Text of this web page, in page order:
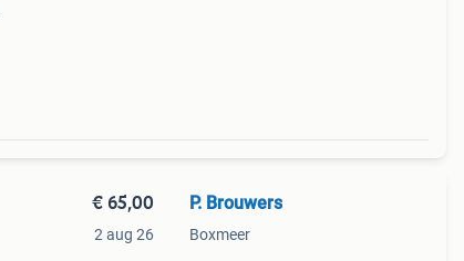
€ 65,00
2 aug 26
P. Brouwers
Boxmeer